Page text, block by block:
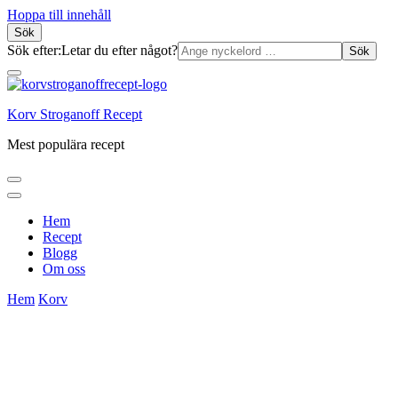
Hoppa till innehåll
Sök
Sök efter:Letar du efter något?
Korv Stroganoff Recept
Mest populära recept
Hem
Recept
Blogg
Om oss
Hem Korv